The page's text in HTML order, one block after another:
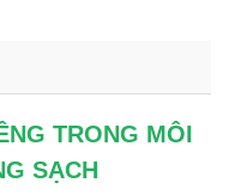
TRONG MÔI
SẠCH